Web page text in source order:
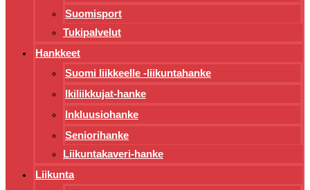
Suomisport
Tukipalvelut
Hankkeet
Suomi liikkeelle -liikuntahanke
Ikiliikkujat-hanke
Inkluusiohanke
Seniorihanke
Liikuntakaveri-hanke
Liikunta